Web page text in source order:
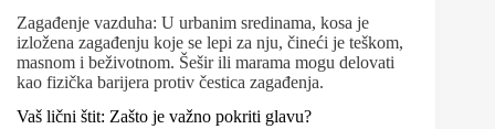
Zagađenje vazduha: U urbanim sredinama, kosa je
izložena zagađenju koje se lepi za nju, čineći je teškom,
masnom i beživotnom. Šešir ili marama mogu delovati
kao fizička barijera protiv čestica zagađenja.
Vaš lični štit: Zašto je važno pokriti glavu?